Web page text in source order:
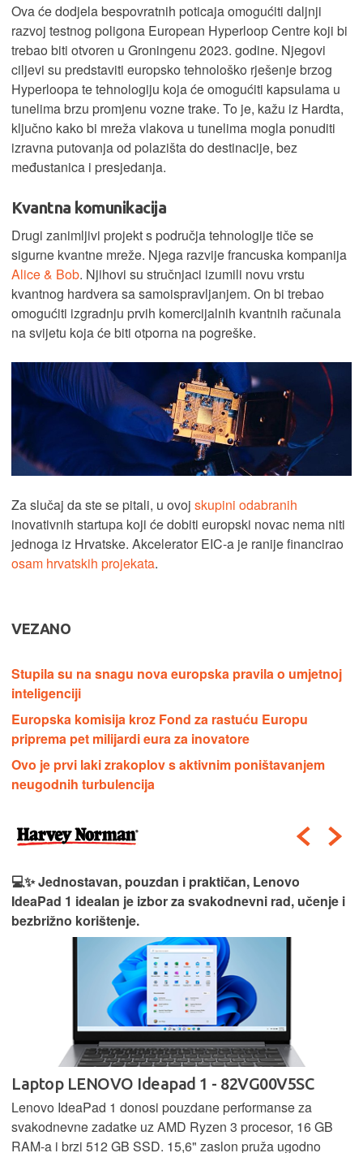
Ova će dodjela bespovratnih poticaja omogućiti daljnji
razvoj testnog poligona European Hyperloop Centre koji bi
trebao biti otvoren u Groningenu 2023. godine. Njegovi
ciljevi su predstaviti europsko tehnološko rješenje brzog
Hyperloopa te tehnologiju koja će omogućiti kapsulama u
tunelima brzu promjenu vozne trake. To je, kažu iz Hardta,
ključno kako bi mreža vlakova u tunelima mogla ponuditi
izravna putovanja od polazišta do destinacije, bez
međustanica i presjedanja.
Kvantna komunikacija
Drugi zanimljivi projekt s područja tehnologije tiče se
sigurne kvantne mreže. Njega razvije francuska kompanija
Alice & Bob. Njihovi su stručnjaci izumili novu vrstu
kvantnog hardvera sa samoispravljanjem. On bi trebao
omogućiti izgradnju prvih komercijalnih kvantnih računala
na svijetu koja će biti otporna na pogreške.
Za slučaj da ste se pitali, u ovoj skupini odabranih
inovativnih startupa koji će dobiti europski novac nema niti
jednoga iz Hrvatske. Akcelerator EIC-a je ranije financirao
osam hrvatskih projekata.
VEZANO
Stupila su na snagu nova europska pravila o umjetnoj
inteligenciji
Europska komisija kroz Fond za rastuću Europu
priprema pet milijardi eura za inovatore
Ovo je prvi laki zrakoplov s aktivnim poništavanjem
neugodnih turbulencija
💻✨ Jednostavan, pouzdan i praktičan, Lenovo
IdeaPad 1 idealan je izbor za svakodnevni rad, učenje i
bezbrižno korištenje.
Laptop LENOVO Ideapad 1 - 82VG00V5SC
Lenovo IdeaPad 1 donosi pouzdane performanse za
svakodnevne zadatke uz AMD Ryzen 3 procesor, 16 GB
RAM-a i brzi 512 GB SSD. 15,6" zaslon pruža ugodno